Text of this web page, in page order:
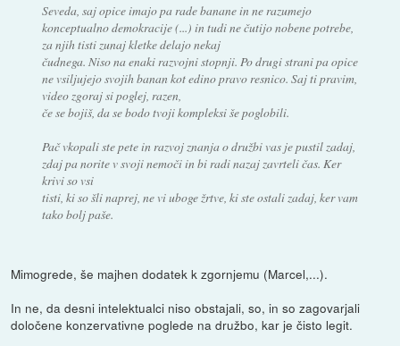
Seveda, saj opice imajo pa rade banane in ne razumejo
konceptualno demokracije (...) in tudi ne čutijo nobene potrebe,
za njih tisti zunaj kletke delajo nekaj
čudnega. Niso na enaki razvojni stopnji. Po drugi strani pa opice
ne vsiljujejo svojih banan kot edino pravo resnico. Saj ti pravim,
video zgoraj si poglej, razen,
če se bojiš, da se bodo tvoji kompleksi še poglobili.
Pač vkopali ste pete in razvoj znanja o družbi vas je pustil zadaj,
zdaj pa norite v svoji nemoči in bi radi nazaj zavrteli čas. Ker
krivi so vsi
tisti, ki so šli naprej, ne vi uboge žrtve, ki ste ostali zadaj, ker vam
tako bolj paše.
Mimogrede, še majhen dodatek k zgornjemu (Marcel,...).
In ne, da desni intelektualci niso obstajali, so, in so zagovarjali
določene konzervativne poglede na družbo, kar je čisto legit.